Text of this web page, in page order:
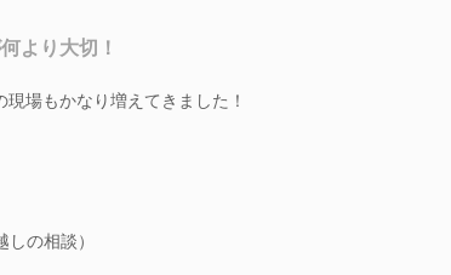
より大切！
場もかなり増えてきました！
の相談）